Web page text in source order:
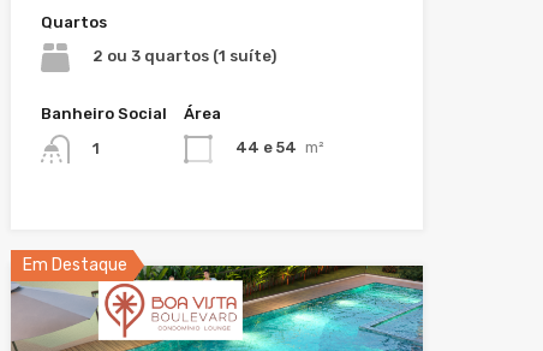
Quartos
2 ou 3 quartos (1 suíte)
Banheiro Social
1
Área
44 e 54 m²
Em Destaque